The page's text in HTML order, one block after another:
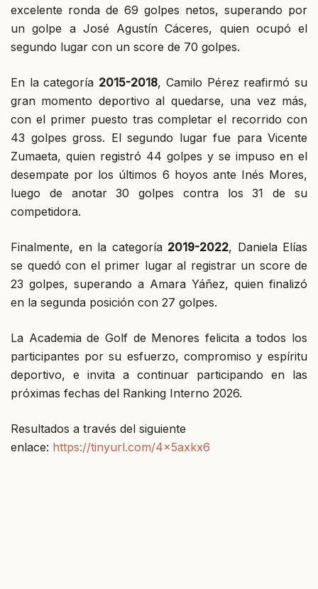
excelente ronda de 69 golpes netos, superando por
un golpe a José Agustín Cáceres, quien ocupó el
segundo lugar con un score de 70 golpes.
En la categoría 2015-2018, Camilo Pérez reafirmó su
gran momento deportivo al quedarse, una vez más,
con el primer puesto tras completar el recorrido con
43 golpes gross. El segundo lugar fue para Vicente
Zumaeta, quien registró 44 golpes y se impuso en el
desempate por los últimos 6 hoyos ante Inés Mores,
luego de anotar 30 golpes contra los 31 de su
competidora.
Finalmente, en la categoría 2019-2022, Daniela Elías
se quedó con el primer lugar al registrar un score de
23 golpes, superando a Amara Yáñez, quien finalizó
en la segunda posición con 27 golpes.
La Academia de Golf de Menores felicita a todos los
participantes por su esfuerzo, compromiso y espíritu
deportivo, e invita a continuar participando en las
próximas fechas del Ranking Interno 2026.
Resultados a través del siguiente
enlace: https://tinyurl.com/4x5axkx6